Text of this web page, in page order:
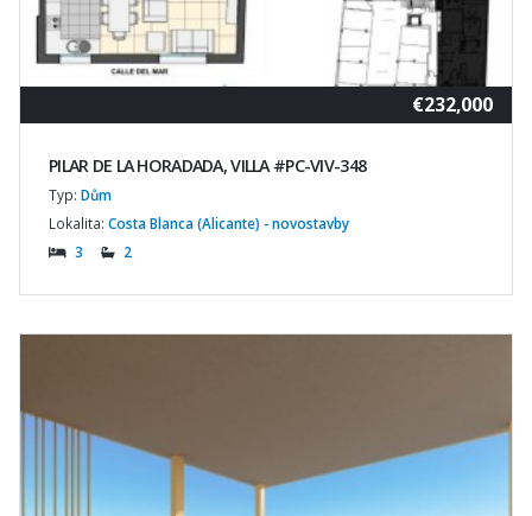
€232,000
PILAR DE LA HORADADA, VILLA #PC-VIV-348
Typ: Dům
Lokalita: Costa Blanca (Alicante) - novostavby
3
2